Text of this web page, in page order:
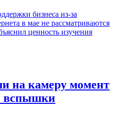
бизнеса из-за
в мае не рассматриваются
ценность изучения
на камеру момент
вспышки